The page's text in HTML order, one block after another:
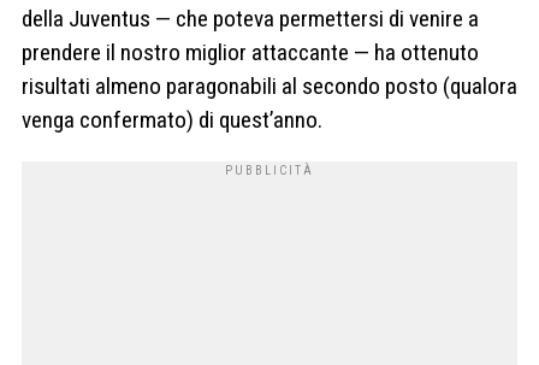
della Juventus — che poteva permettersi di venire a
prendere il nostro miglior attaccante — ha ottenuto
risultati almeno paragonabili al secondo posto (qualora
venga confermato) di quest’anno.